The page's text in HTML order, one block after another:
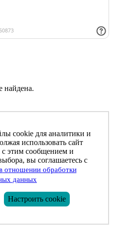
найдена.
cookie для аналитики и
использовать сайт
с этим сообщением и
вы соглашаетесь с
отношении обработки
данных
Настроить cookie